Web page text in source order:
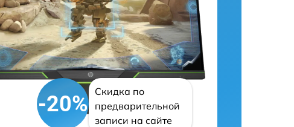
-20%
Скидка по
предварительной
записи на сайте